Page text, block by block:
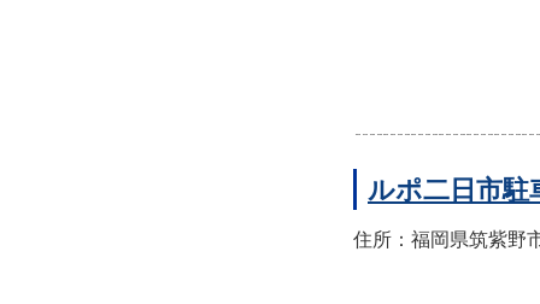
ルポ二日市駐
住所：福岡県筑紫野